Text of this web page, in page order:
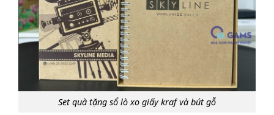
Set quà tặng sổ lò xo giấy kraf và bút gỗ